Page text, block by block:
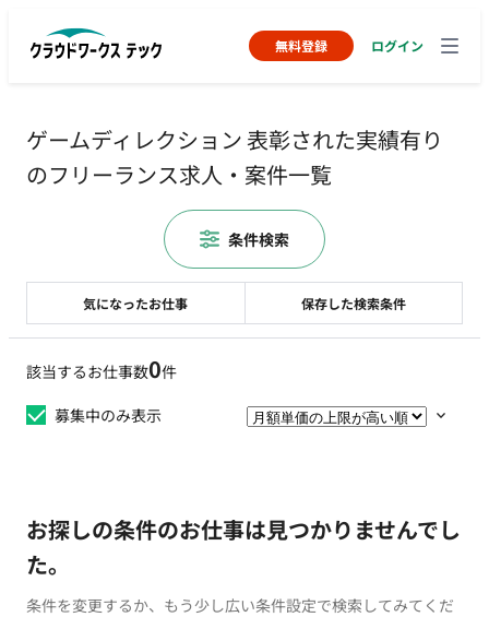
無料登録 ログイン
ゲームディレクション 表彰された実績有り
のフリーランス求人・案件一覧
該当するお仕事数0件
募集中のみ表示
お探しの条件のお仕事は見つかりませんでし
た。
条件を変更するか、もう少し広い条件設定で検索してみてくだ
気になったお仕事 保存した検索条件
条件検索